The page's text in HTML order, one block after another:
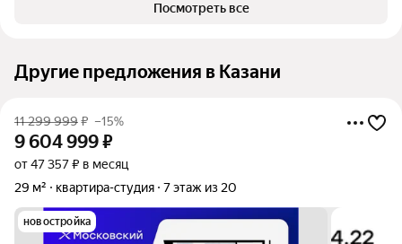
Посмотреть все
Другие предложения в Казани
11 299 999₽ –15%
9 604 999₽
от 47 357 ₽ в месяц
29 м²
квартира-студия 7 этаж из 20
новостройка